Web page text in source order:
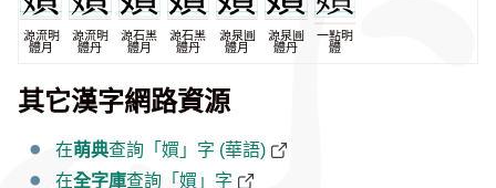
源流明
體月
源流明
體丹
源石黑
體月
源石黑
體丹
源泉圓
體月
源泉圓
體丹
一點明
體
其它漢字網路資源
在萌典查詢「㜥」字 (華語)
在全字庫查詢「㜥」字